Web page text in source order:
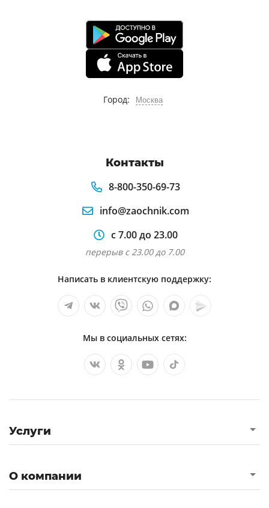
Город: Москва
Контакты
8-800-350-69-73
info@zaochnik.com
с 7.00 до 23.00
перерыв с 23.00 до 7.00
Написать в клиентскую поддержку:
Мы в социальных сетях:
Услуги
О компании